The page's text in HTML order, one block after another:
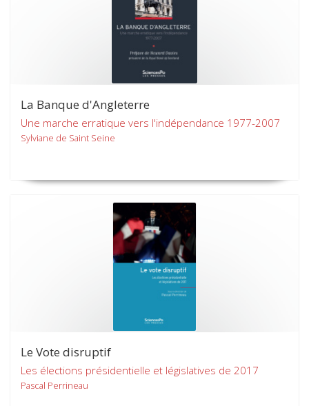
La Banque d'Angleterre
Une marche erratique vers l'indépendance 1977-2007
Sylviane de Saint Seine
Le Vote disruptif
Les élections présidentielle et législatives de 2017
Pascal Perrineau